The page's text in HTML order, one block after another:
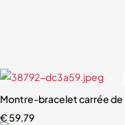
Montre-bracelet carrée de
€ 59,79